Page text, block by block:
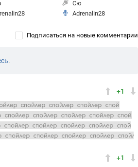
Сю
Adrenalin28
Подписаться на новые комментарии
.
+1
первый владыка демонов? Какова
узурпатора просто влились в его тело
стороны магия сокрушитель законов
вслед за узурпатором в элинезию ?
+1